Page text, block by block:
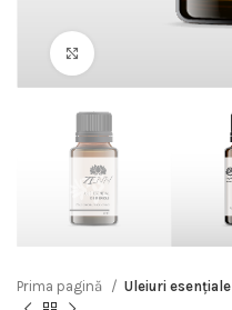
Prima pagină Uleiuri esențiale